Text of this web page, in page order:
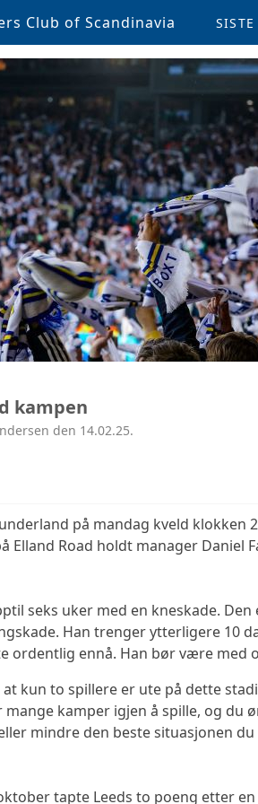
Club of Scandinavia
kampen
den 14.02.25.
på mandag kveld klokken
Elland Road holdt manager Daniel
seks uker med en kneskade.
Han trenger ytterligere 10
ordentlig ennå. Han bør være med
kun to spillere er ute på dette
kamper igjen å spille, og du
mindre den beste situasjonen du
tapte Leeds to poeng etter